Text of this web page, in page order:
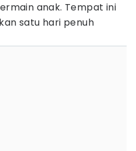
anak. Tempat ini
satu hari penuh